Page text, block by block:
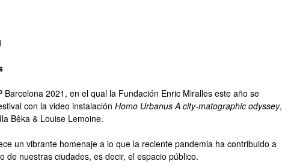
Barcelona 2021, en el qual la Fundación Enric Miralles este año se
con la video instalación Homo Urbanus A city-matographic odyssey,
Bêka & Louise Lemoine.
un vibrante homenaje a lo que la reciente pandemia ha contribuido a
de nuestras ciudades, es decir, el espacio público.